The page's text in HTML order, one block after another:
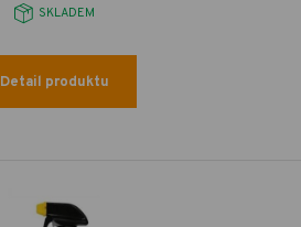
SKLADEM
Detail produktu